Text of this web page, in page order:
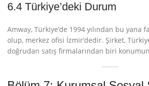
6.4 Türkiye’deki Durum
Amway, Türkiye’de 1994 yılından bu yana
olup, merkez ofisi İzmir’dedir. Şirket,
doğrudan satış firmalarından biri